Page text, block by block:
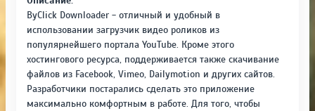
ByClick Downloader - отличный и удобный в
использовании загрузчик видео роликов из
популярнейшего портала YouTube. Кроме этого
хостингового ресурса, поддерживается также скачивание
файлов из Facebook, Vimeo, Dailymotion и других сайтов.
Разработчики постарались сделать это приложение
максимально комфортным в работе. Для того, чтобы